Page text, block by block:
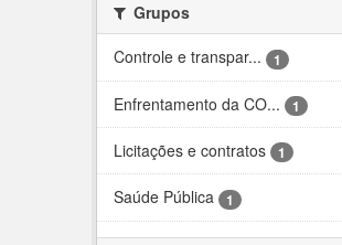
Grupos
Controle e transpar...
1
Enfrentamento da CO... 1
Licitações e contratos 1
Saúde Pública 1